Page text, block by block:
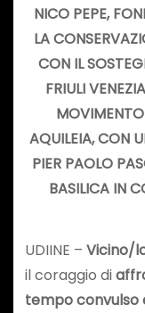
NICO PEPE,
LA
CON IL
FRIULI
AQUILEIA, CON
PIER PAOLO
BASILICA IN
UDIINE – Vicino/
il coraggio di
tempo convulso